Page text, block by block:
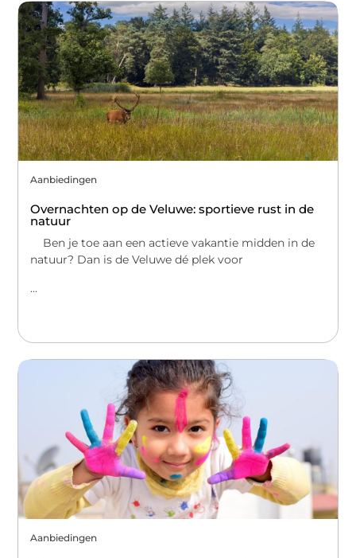
Aanbiedingen
Overnachten op de Veluwe: sportieve rust in de
natuur
Ben je toe aan een actieve vakantie midden in de
natuur? Dan is de Veluwe dé plek voor
...
Aanbiedingen